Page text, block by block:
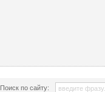
Поиск по сайту: